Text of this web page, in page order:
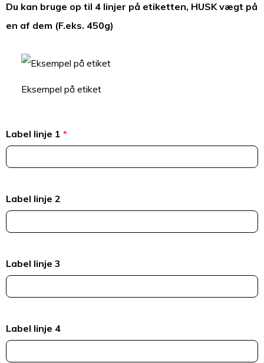
Du kan bruge op til 4 linjer på etiketten, HUSK vægt på
en af dem (F.eks. 450g)
Eksempel på etiket
Label linje 1 *
Label linje 2
Label linje 3
Label linje 4